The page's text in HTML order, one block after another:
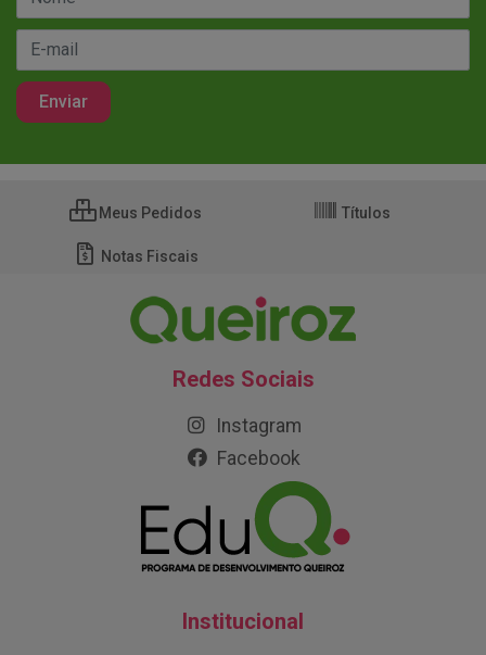
Meus Pedidos Títulos
Notas Fiscais
Redes Sociais
Instagram
Facebook
Institucional